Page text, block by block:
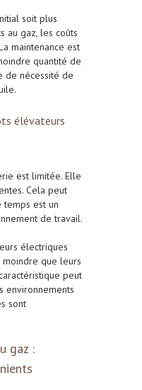
soit plus
au gaz, les coûts
maintenance est
quantité de
de nécessité de
élévateurs
est limitée. Elle
Cela peut
est un
de travail.
électriques
que leurs
peut
environnements
sont
gaz :